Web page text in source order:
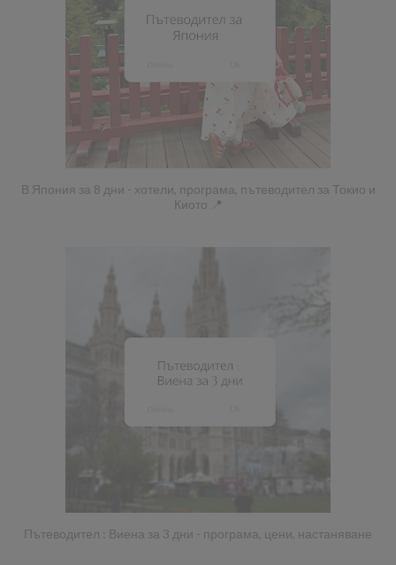
В Япония за 8 дни - хотели, програма, пътеводител за Токио и
Киото 📍
Пътеводител : Виена за 3 дни - програма, цени, настаняване